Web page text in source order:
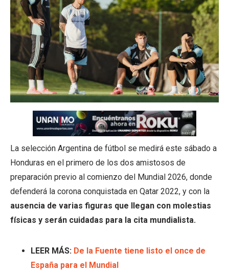
La selección Argentina de fútbol se medirá este sábado a
Honduras en el primero de los dos amistosos de
preparación previo al comienzo del Mundial 2026, donde
defenderá la corona conquistada en Qatar 2022, y con la
ausencia de varias figuras que llegan con molestias
físicas y serán cuidadas para la cita mundialista.
LEER MÁS: De la Fuente tiene listo el once de
España para el Mundial